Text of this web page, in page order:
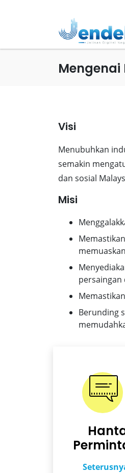
Mengenai
Visi
Menubuhkan
semakin
dan sosial
Misi
persaingan
Berunding